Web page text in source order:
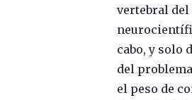
vertebral
cabo, y solo
del
el peso de